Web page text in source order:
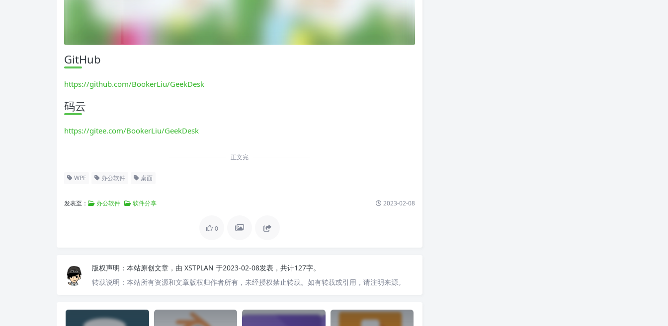
GitHub
https://github.com/BookerLiu/GeekDesk
码云
https://gitee.com/BookerLiu/GeekDesk
正文完
WPF 办公软件 桌面
发表至： 办公软件 软件分享 2023-02-08
0
版权声明： 本站原创文章，由 XSTPLAN 于2023-02-08发表，共计127字。
转载说明： 本站所有资源和文章版权归作者所有，未经授权禁止转载。如有转载或引用，请注明来源。